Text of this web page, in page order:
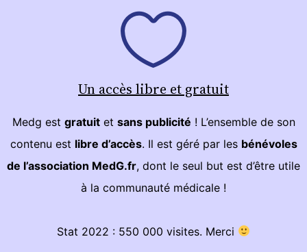
Un accès libre et gratuit
Medg est gratuitet sans publicité ! L’ensemble de son
contenu est libre d’accès. Il est géré par les bénévoles
de l’association MedG.fr, dont le seul but est d’être utile
à la communauté médicale !
Stat 2022 : 550 000 visites. Merci